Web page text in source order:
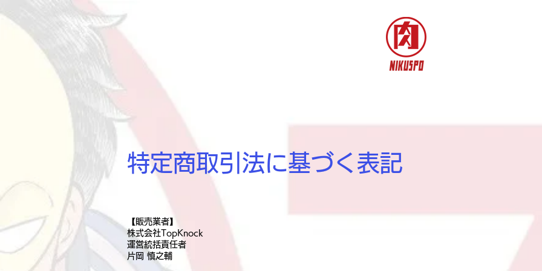
特定商取引法に基づく表記
【販売業者】
株式会社TopKnock
運営統括責任者
片岡 慎之輔